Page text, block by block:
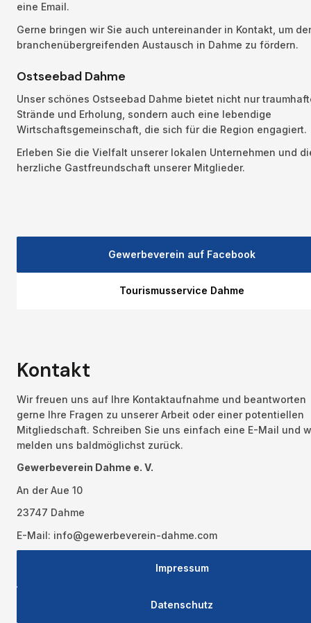
eine Email.
Gerne bringen wir Sie auch untereinander in Kontakt, um
branchenübergreifenden Austausch in Dahme zu fördern.
Ostseebad Dahme
Unser schönes Ostseebad Dahme bietet nicht nur
Strände und Erholung, sondern auch eine lebendige
Wirtschaftsgemeinschaft, die sich für die Region engagiert.
Erleben Sie die Vielfalt unserer lokalen Unternehmen und
herzliche Gastfreundschaft unserer Mitglieder.
Gewerbeverein auf Facebook
Tourismusservice Dahme
Kontakt
Wir freuen uns auf Ihre Kontaktaufnahme und beantworten
gerne Ihre Fragen zu unserer Arbeit oder einer potentiellen
Mitgliedschaft. Schreiben Sie uns einfach eine E-Mail und
melden uns baldmöglichst zurück.
Gewerbeverein Dahme e. V.
An der Aue 10
23747 Dahme
E-Mail: info@gewerbeverein-dahme.com
Impressum
Datenschutz